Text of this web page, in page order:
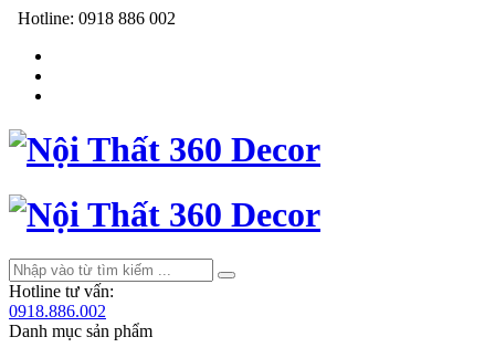
Hotline: 0918 886 002
Hotline tư vấn:
0918.886.002
Danh mục sản phẩm